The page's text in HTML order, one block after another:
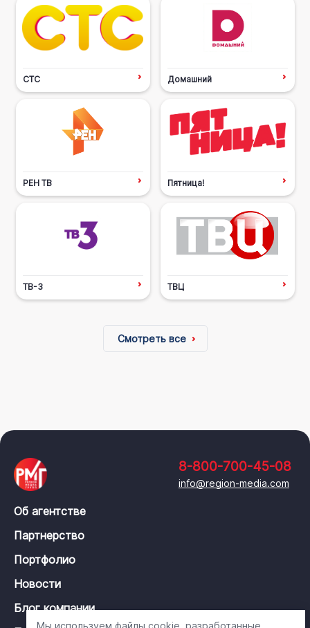
СТС Домашний
РЕН ТВ Пятница!
ТВ-3 ТВЦ
Смотреть все
8-800-700-45-08
info@region-media.com
Об агентстве
Партнерство
Портфолио
Новости
Блог компании
Мы используем файлы cookie, разработанные